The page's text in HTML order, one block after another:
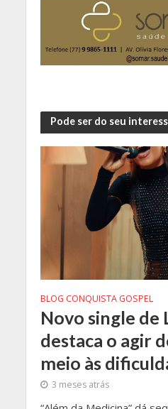
Pode ser do seu
BLOG CONQUISTA GOSPEL
Novo single de
destaca o agir
meio às
3 meses atrás